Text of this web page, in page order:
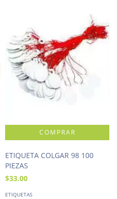
ETIQUETA COLGAR 98 100
PIEZAS
$33.00
ETIQUETAS